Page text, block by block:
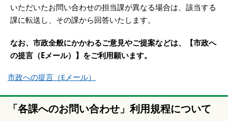
いただいたお問い合わせの担当課が異なる場合は、該当する
課に転送し、その課から回答いたします。
なお、市政全般にかかわるご意見やご提案などは、【市政へ
の提言（Eメール）】をご利用願います。
市政への提言（Eメール）
「各課へのお問い合わせ」利用規程について